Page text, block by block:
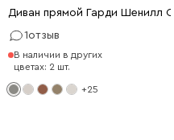
Диван прямой Гарди Шенилл
1отзыв
В наличии в других
цветах: 2 шт.
+25